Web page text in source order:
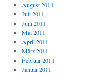
August 2011
Juli 2011
Juni 2011
Mai 2011
April 2011
März 2011
Februar 2011
Januar 2011